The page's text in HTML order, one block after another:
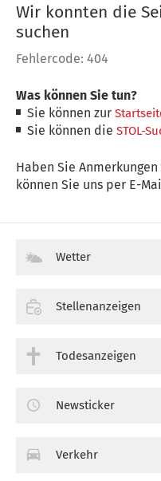
Wir konnten die
suchen
Fehlercode: 404
Was können Sie tun?
Sie können zur
Sie können dieSTOL-
Haben Sie
können Sie uns per E-
Wetter
Stellenanzeigen
Todesanzeigen
Newsticker
Verkehr